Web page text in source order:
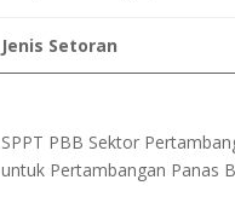
Jenis Setoran
SPPT PBB Sektor
untuk Pertambangan Panas